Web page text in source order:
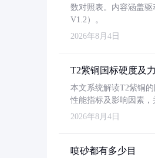
数对照表。内容涵盖
V1.2）。
2026年8月4日
T2紫铜国标硬度及
本文系统解读T2紫铜
性能指标及影响因素，
2026年8月4日
喷砂都有多少目